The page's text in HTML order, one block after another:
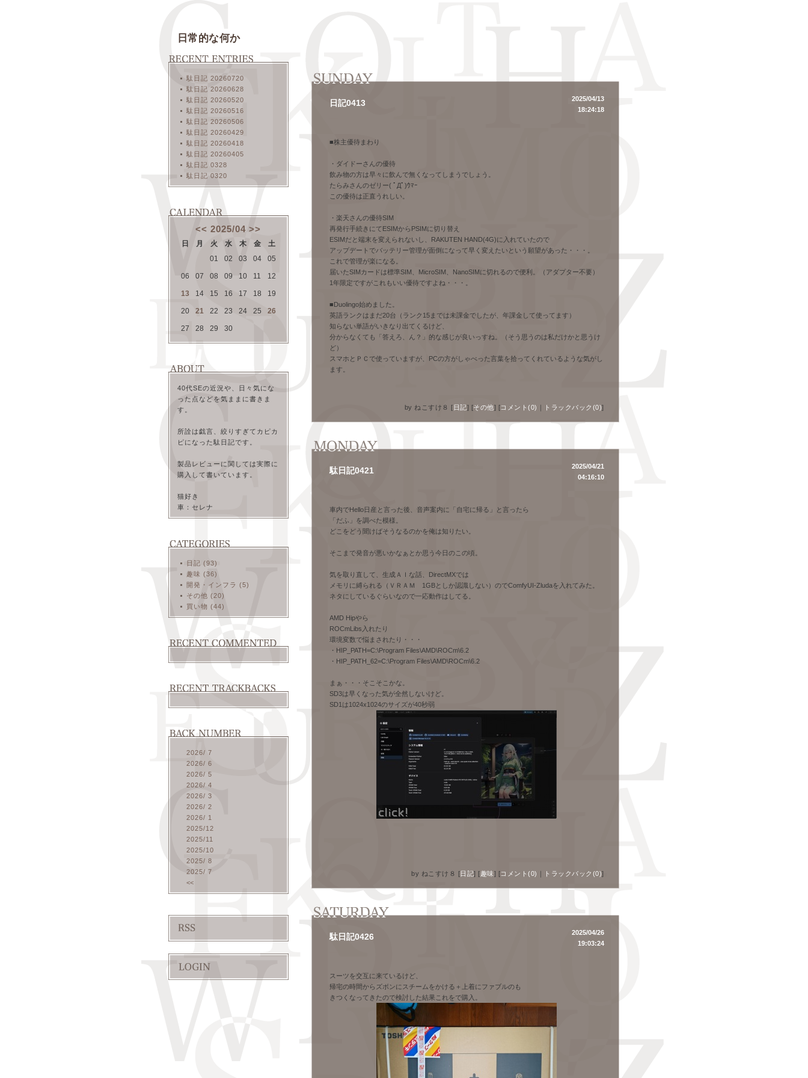
日常的な何か
駄日記 20260720
駄日記 20260628
駄日記 20260520
駄日記 20260516
駄日記 20260506
駄日記 20260429
駄日記 20260418
駄日記 20260405
駄日記 0328
駄日記 0320
<< 2025/04 >>
日 月 火 水 木 金
土
01
02 03 04 05
06 07 08 09 10 11 12
13 14 15 16 17 18 19
20 21 22 23 24 25 26
27 28 29 30
40代SEの近況や、日々気にな
った点などを気ままに書きま
す。
所詮は戯言、絞りすぎてカピカ
ピになった駄日記です。
製品レビューに関しては実際に
購入して書いています。
猫好き
車：セレナ
日記 (93)
趣味 (36)
開発・インフラ (5)
その他 (20)
買い物 (44)
2026/ 7
2026/ 6
2026/ 5
2026/ 4
2026/ 3
2026/ 2
2026/ 1
2025/12
2025/11
2025/10
2025/ 8
2025/ 7
<<
日記0413
2025/04/13
18:24:18
■株主優待まわり
・ダイドーさんの優待
飲み物の方は早々に飲んで無くなってしまうでしょう。
たらみさんのゼリー( ﾟДﾟ)ｳﾏｰ
この優待は正直うれしい。
・楽天さんの優待SIM
再発行手続きにてESIMからPSIMに切り替え
ESIMだと端末を変えられないし、RAKUTEN HAND(4G)に入れていたので
アップデートでバッテリー管理が面倒になって早く変えたいという願望があった・・・。
これで管理が楽になる。
届いたSIMカードは標準SIM、MicroSIM、NanoSIMに切れるので便利。（アダプター不要）
1年限定ですがこれもいい優待ですよね・・・。
■Duolingo始めました。
英語ランクはまだ20台（ランク15までは未課金でしたが、年課金して使ってます）
知らない単語がいきなり出てくるけど、
分からなくても「答えろ、ん？」的な感じが良いっすね。（そう思うのは私だけかと思うけ
ど）
スマホとＰＣで使っていますが、PCの方がしゃべった言葉を拾ってくれているような気がし
ます。
by ねこすけ８ [ 日記] [その他] [コメント(0) ｜ トラックバック(0)]
駄日記0421
2025/04/21
04:16:10
車内でHello日産と言った後、音声案内に「自宅に帰る」と言ったら
「だふ」を調べた模様。
どこをどう聞けばそうなるのかを俺は知りたい。
そこまで発音が悪いかなぁとか思う今日のこの頃。
気を取り直して、生成ＡＩな話、DirectMXでは
メモリに縛られる（ＶＲＡＭ 1GBとしか認識しない）のでComfyUI-Zludaを入れてみた。
ネタにしているぐらいなので一応動作はしてる。
AMD Hipやら
ROCmLibs入れたり
環境変数で悩まされたり・・・
・HIP_PATH=C:\Program Files\AMD\ROCm\6.2
・HIP_PATH_62=C:\Program Files\AMD\ROCm\6.2
まぁ・・・そこそこかな。
SD3は早くなった気が全然しないけど。
SD1は1024x1024のサイズが40秒弱
by ねこすけ８ [日記] [趣味] [コメント(0) ｜ トラックバック(0)]
駄日記0426
2025/04/26
19:03:24
スーツを交互に来ているけど、
帰宅の時間からズボンにスチームをかける＋上着にファブルのも
きつくなってきたので検討した結果これをで購入。